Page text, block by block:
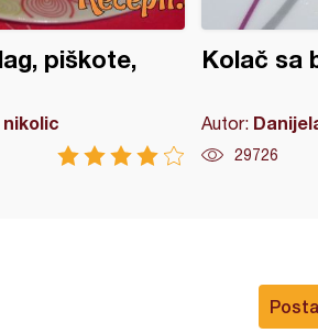
piškote,
Kolač sa
Autor:
29726